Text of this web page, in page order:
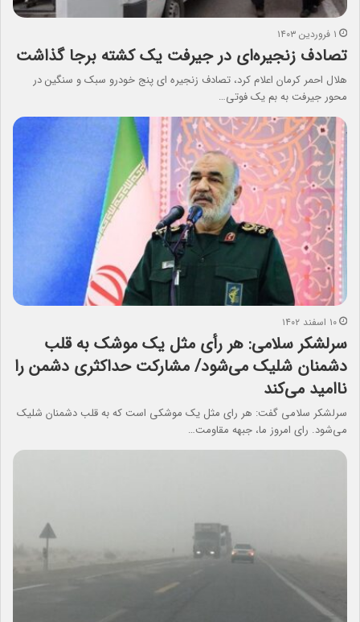
۱ فروردین ۱۴۰۳
تصادف زنجیره‌ای در جیرفت یک‌ کشته برجا گذاشت
هلال احمر کرمان اعلام کرد، تصادف زنجیره ای پنج خودرو سبک و سنگین در
محور جیرفت به بم یک فوتی…
۱۰ اسفند ۱۴۰۲
سرلشکر سلامی: هر رأی مثل یک موشک به قلب
دشمنان شلیک می‌شود/ مشارکت حداکثری دشمن را
ناامید می‌کند
سرلشکر سلامی گفت: هر رای مثل یک موشکی است که به قلب دشمنان شلیک
می‌شود. رای امروز ما، جبهه مقاومت…